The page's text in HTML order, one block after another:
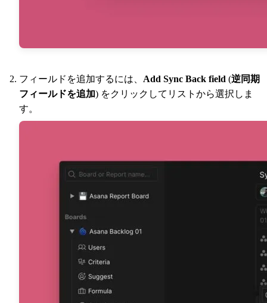
フィールドを追加するには、 Add Sync Back field (逆同期
フィールドを追加) をクリックしてリストから選択しま
す。